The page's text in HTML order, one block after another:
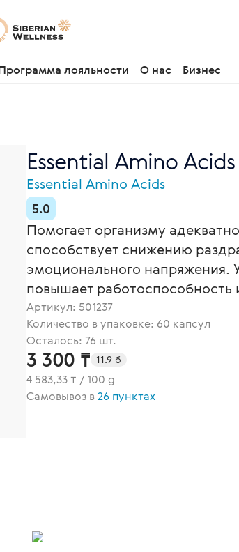
лояльности О нас Бизнес
Essential Amino
Essential Amino Acids
5.0
Помогает организму
способствует снижению
эмоционального напряжения.
повышает работоспособность
Артикул: 501237
Количество в упаковке: 60 капсул
Осталось: 76 шт.
3 300 ₸ 11.9 б
4 583,33 ₸ / 100 g
Самовывоз в26 пунктах